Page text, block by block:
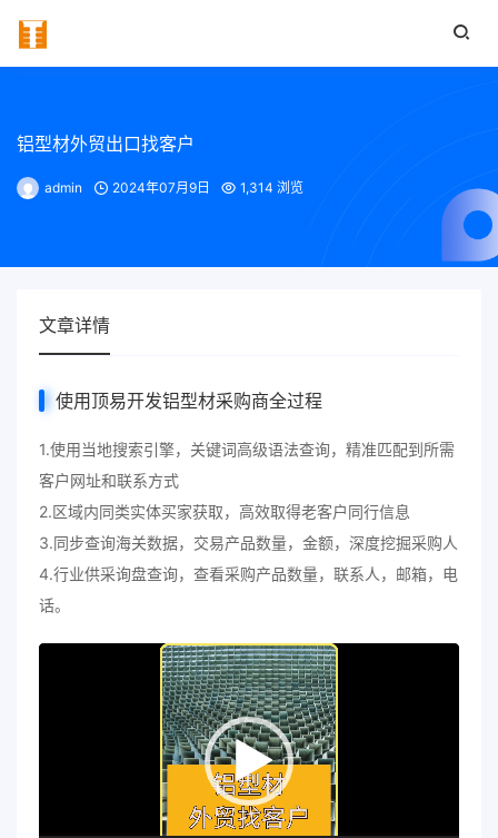
铝型材外贸出口找客户
admin 2024年07月9日 1,314 浏览
文章详情
使用顶易开发铝型材采购商全过程
1.使用当地搜索引擎，关键词高级语法查询，精准匹配到所需
客户网址和联系方式
2.区域内同类实体买家获取，高效取得老客户同行信息
3.同步查询海关数据，交易产品数量，金额，深度挖掘采购人
4.行业供采询盘查询，查看采购产品数量，联系人，邮箱，电
话。